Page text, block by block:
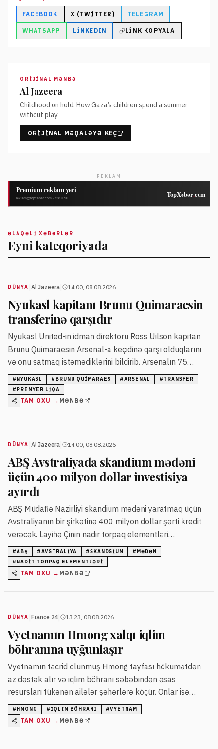
FACEBOOK X (TWITTER) TELEGRAM
WHATSAPP LINKEDIN LINK KOPYALA
ORIJINAL MƏNBƏ
Al Jazeera
Childhood on hold: How Gaza’s children spend a summer
without play
ORIJINAL MƏQALƏYƏ KEÇ
REKLAM
ƏLAQƏLI XƏBƏRLƏR
Eyni kateqoriyada
DÜNYA Al Jazeera 14:00, 08.08.2026
Nyukasl kapitanı Brunu Quimaraesin
transferinə qarşıdır
Nyukasl United-in idman direktoru Ross Uilson kapitan
Brunu Quimaraesin Arsenal-a keçidinə qarşı olduqlarını
və onu satmaq istəmədiklərini bildirib. Arsenalın 75
milyon funt sterlinq dəyərində razılaşma əldə etməsi
xəbəri olsa da, hələ rəsmiləşmə yoxdur.
# NYUKASL # BRUNU QUIMARAES #ARSENAL # TRANSFER
# PREMYER LIQA
TAM OXU → MƏNBƏ
DÜNYA Al Jazeera 14:00, 08.08.2026
ABŞ Avstraliyada skandium mədəni
üçün 400 milyon dollar investisiya
ayırdı
ABŞ Müdafiə Nazirliyi skandium mədəni yaratmaq üçün
Avstraliyanın bir şirkətinə 400 milyon dollar şərti kredit
verəcək. Layihə Çinin nadir torpaq elementləri
bazarındakı üstünlüyünə qarşı Qərbin təchizatını təmin
etmək üçün nəzərdə tutulur.
#ABŞ #AVSTRALIYA #SKANDSIUM # MƏDƏN
# NADIT TORPAQ ELEMENTLƏRI
TAM OXU → MƏNBƏ
DÜNYA France 24| 13:23, 08.08.2026
Vyetnamın Hmong xalqı iqlim
böhranına uyğunlaşır
Vyetnamın təcrid olunmuş Hmong tayfası hökumətdən
az dəstək alır və iqlim böhranı səbəbindən əsas
resursları tükənən ailələr şəhərlərə köçür. Onlar isə
ənənəvi torpaqlarında iqlimə davamlı yeni məhsullar
yetişdirərək şəraitə uyğunlaşmağa çalışırlar.
# HMONG # IQLIM BÖHRANI #VYETNAM
TAM OXU → MƏNBƏ